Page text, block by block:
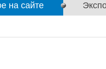
на сайте